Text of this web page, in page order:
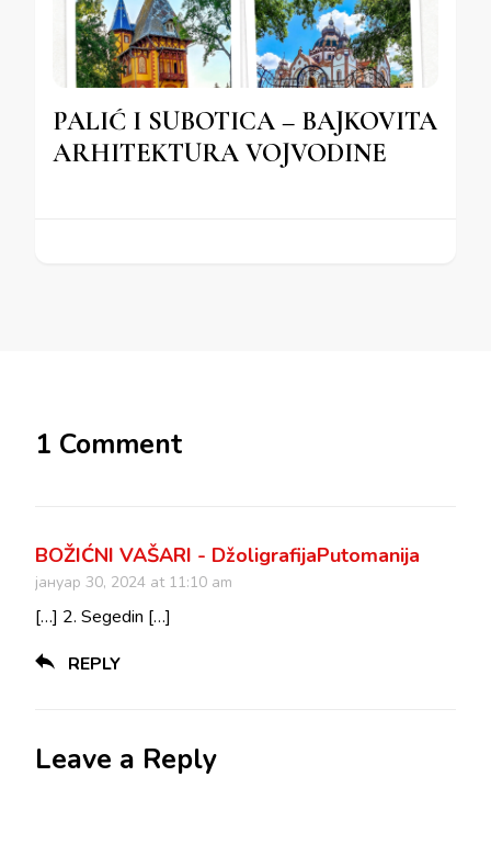
PALIĆ I SUBOTICA – BAJKOVITA
ARHITEKTURA VOJVODINE
1 Comment
BOŽIĆNI VAŠARI - DžoligrafijaPutomanija
јануар 30, 2024 at 11:10 am
[…] 2. Segedin […]
REPLY
Leave a Reply